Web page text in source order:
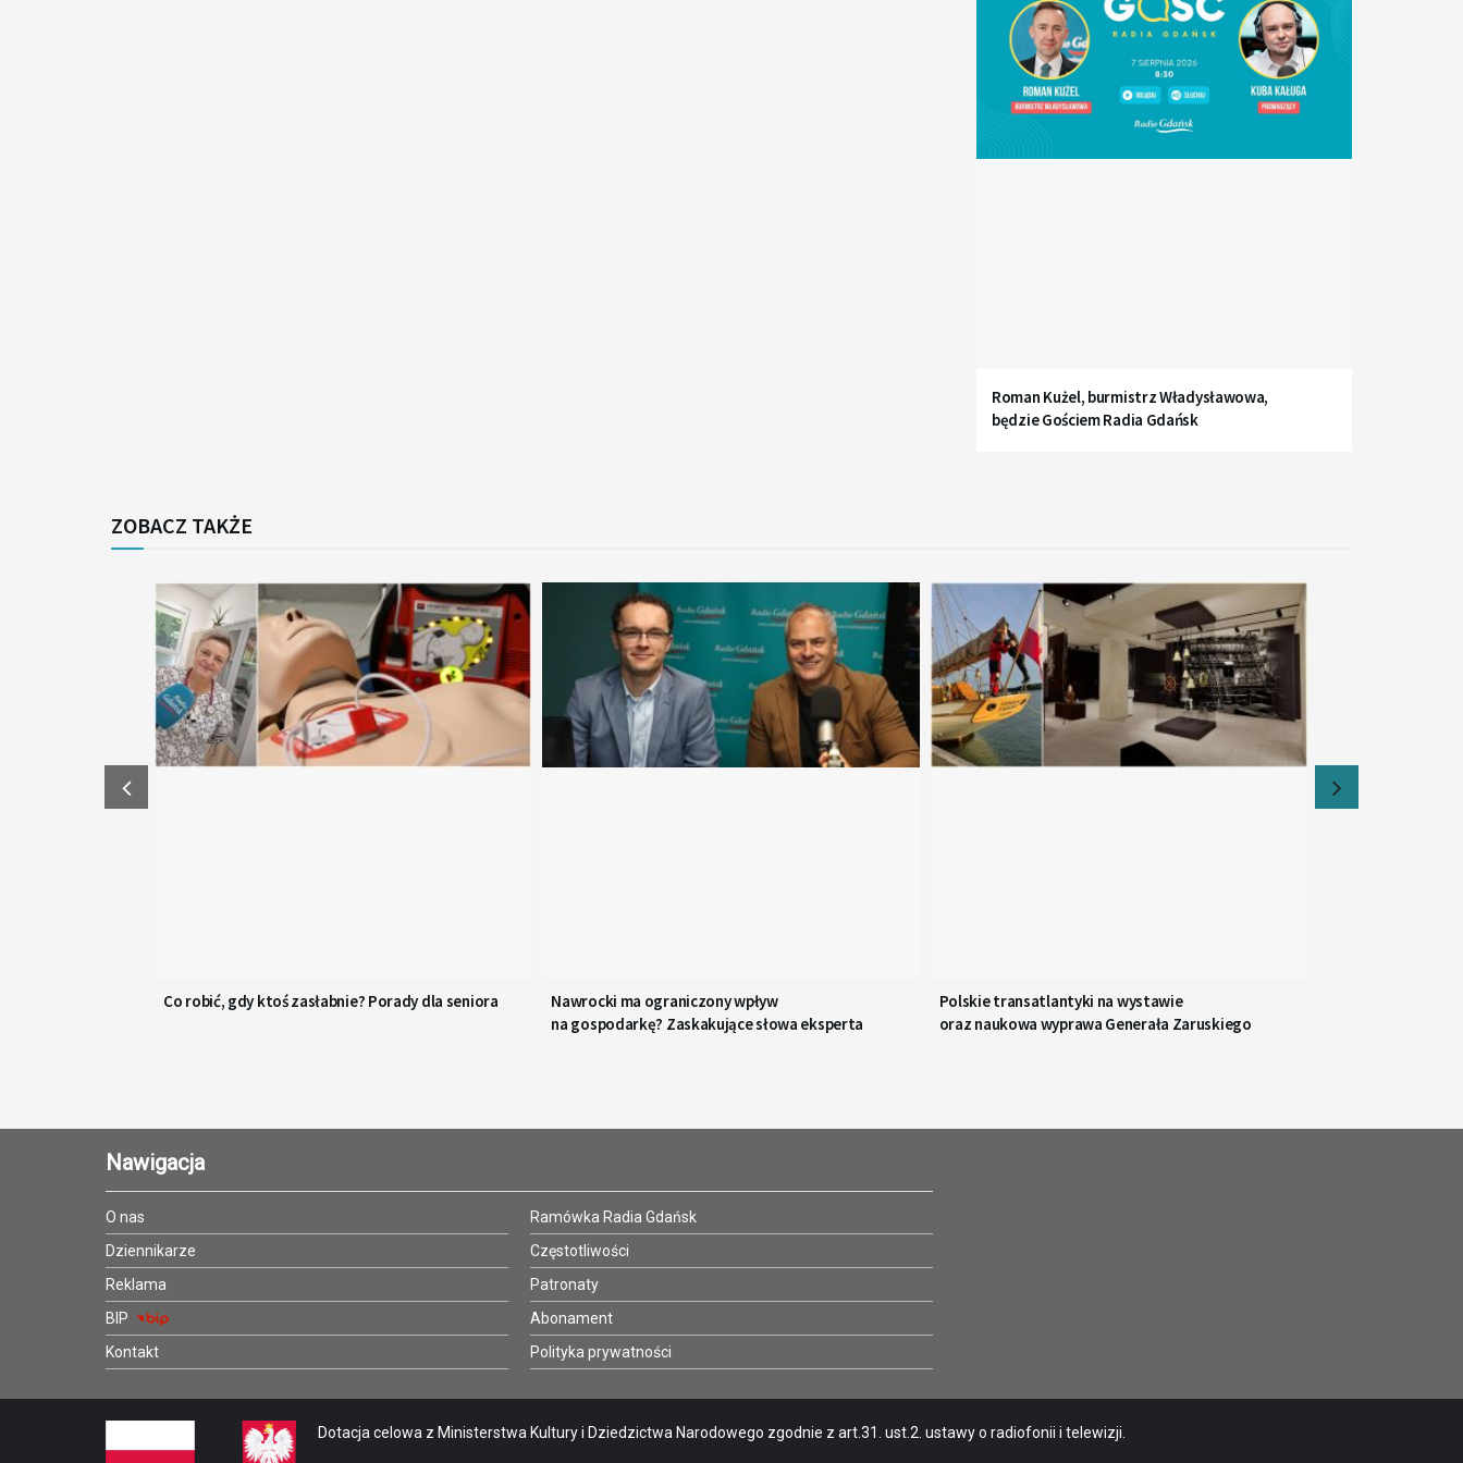
Roman Kużel, burmistrz Władysławowa,
będzie Gościem Radia Gdańsk
ZOBACZ TAKŻE
Co robić, gdy ktoś zasłabnie? Porady dla seniora
Nawrocki ma ograniczony wpływ
na gospodarkę? Zaskakujące słowa eksperta
Polskie transatlantyki na wystawie
oraz naukowa wyprawa Generała Zaruskiego
Nawigacja
O nas
Dziennikarze
Reklama
BIP
Kontakt
Ramówka Radia Gdańsk
Częstotliwości
Patronaty
Abonament
Polityka prywatności
Dotacja celowa z Ministerstwa Kultury i Dziedzictwa Narodowego zgodnie z art.31. ust.2. ustawy o radiofonii i telewizji.